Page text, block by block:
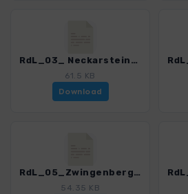
RdL_03_ Neckarsteinach-Eberbach_4515_1.gpx
61.5 KB
Download
RdL_05_Zwingenberg-Neckarelz_4515_1.gpx
54.35 KB